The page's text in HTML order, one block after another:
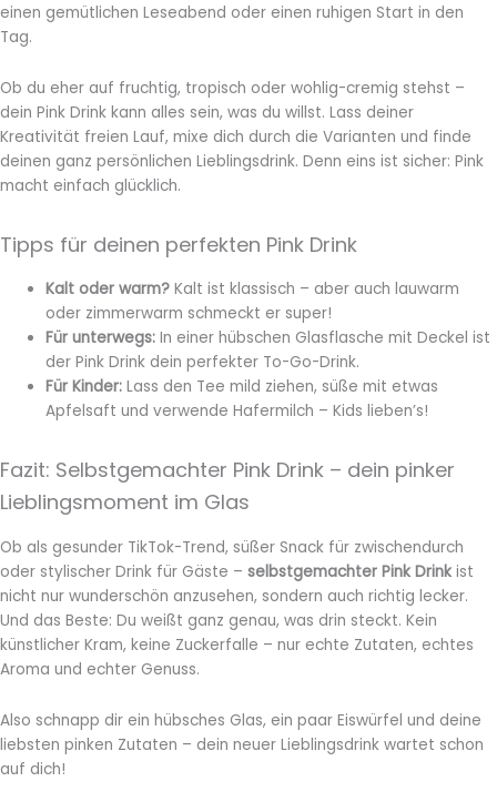
einen gemütlichen Leseabend oder einen ruhigen Start in den
Tag.
Ob du eher auf fruchtig, tropisch oder wohlig-cremig stehst –
dein Pink Drink kann alles sein, was du willst. Lass deiner
Kreativität freien Lauf, mixe dich durch die Varianten und finde
deinen ganz persönlichen Lieblingsdrink. Denn eins ist sicher: Pink
macht einfach glücklich.
Tipps für deinen perfekten Pink Drink
Kalt oder warm? Kalt ist klassisch – aber auch lauwarm
oder zimmerwarm schmeckt er super!
Für unterwegs: In einer hübschen Glasflasche mit Deckel ist
der Pink Drink dein perfekter To-Go-Drink.
Für Kinder: Lass den Tee mild ziehen, süße mit etwas
Apfelsaft und verwende Hafermilch – Kids lieben’s!
Fazit: Selbstgemachter Pink Drink – dein pinker
Lieblingsmoment im Glas
Ob als gesunder TikTok-Trend, süßer Snack für zwischendurch
oder stylischer Drink für Gäste – selbstgemachter Pink Drinkist
nicht nur wunderschön anzusehen, sondern auch richtig lecker.
Und das Beste: Du weißt ganz genau, was drin steckt. Kein
künstlicher Kram, keine Zuckerfalle – nur echte Zutaten, echtes
Aroma und echter Genuss.
Also schnapp dir ein hübsches Glas, ein paar Eiswürfel und deine
liebsten pinken Zutaten – dein neuer Lieblingsdrink wartet schon
auf dich!